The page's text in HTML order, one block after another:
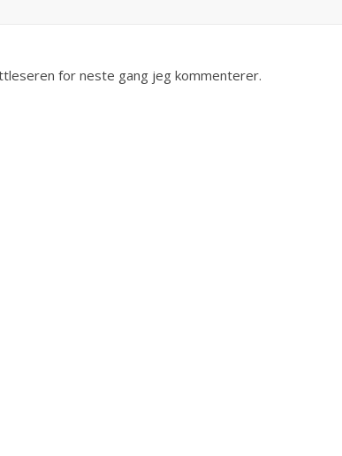
for neste gang jeg kommenterer.